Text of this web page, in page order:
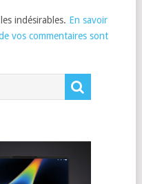
indésirables. En savoir
vos commentaires sont